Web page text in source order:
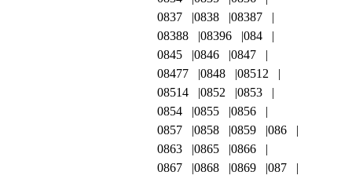
0837
0838
08387
08388
08396
084
0845
0846
0847
08477
0848
08512
08514
0852
0853
0854
0855
0856
0857
0858 0859
086
0863
0865
0866
0867
0868 0869
087